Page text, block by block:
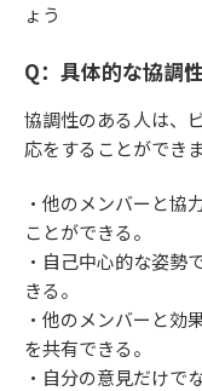
ょう
Q：具体的な協調
協調性のある人は、
応をすることができま
・他のメンバーと協
ことができる。
・自己中心的な姿勢
きる。
・他のメンバーと効
を共有できる。
・自分の意見だけで